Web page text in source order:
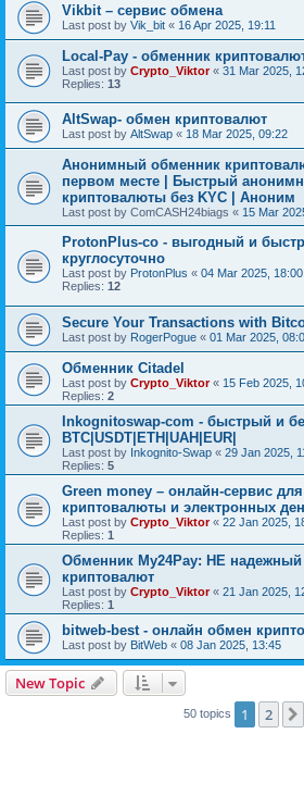
Vikbit – сервис обмена
Last post by Vik_bit « 16 Apr 2025, 19:11
Local-Pay - обменник
Last post by Crypto_Viktor« 31 Mar 2025,
Replies: 13
AltSwap- обмен криптовалют
Last post by AltSwap « 18 Mar 2025, 09:22
Анонимный обменник
первом месте | Быстрый
криптовалюты без KYC | Аноним
Last post by ComCASH24biags « 15 Mar
ProtonPlus-co - выгодный и
круглосуточно
Last post by ProtonPlus « 04 Mar 2025, 18:00
Replies: 12
Secure Your Transactions with
Last post by RogerPogue « 01 Mar 2025,
Обменник Citadel
Last post by Crypto_Viktor« 15 Feb 2025,
Replies: 2
Inkognitoswap-com - быстрый и
BTC|USDT|ETH|UAH|EUR|
Last post by Inkognito-Swap « 29 Jan 2025,
Replies: 5
Green money – онлайн-сервис
криптовалюты и электронных
Last post by Crypto_Viktor« 22 Jan 2025,
Replies: 1
Обменник My24Pay: НЕ
криптовалют
Last post by Crypto_Viktor« 21 Jan 2025,
Replies: 1
bitweb-best - онлайн обмен
Last post by BitWeb « 08 Jan 2025, 13:45
New Topic
50 topics 1 2